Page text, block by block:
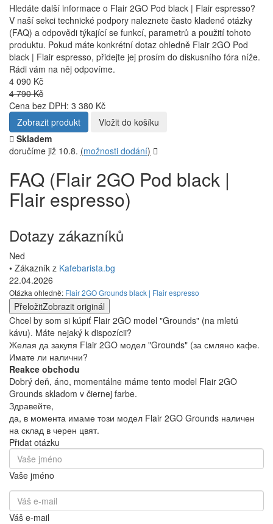
Hledáte další informace o Flair 2GO Pod black | Flair espresso?
V naší sekci technické podpory naleznete často kladené otázky
(FAQ) a odpovědi týkající se funkcí, parametrů a použití tohoto
produktu. Pokud máte konkrétní dotaz ohledně Flair 2GO Pod
black | Flair espresso, přidejte jej prosím do diskusního fóra níže.
Rádi vám na něj odpovíme.
4 090 Kč
4 790 Kč
Cena bez DPH: 3 380 Kč
Zobrazit produkt
Vložit do košíku
Skladem
doručíme již 10.8. (možnosti dodání)
FAQ (Flair 2GO Pod black |
Flair espresso)
Dotazy zákazníků
Ned
• Zákazník z Kafebarista.bg
22.04.2026
Otázka ohledně: Flair 2GO Grounds black | Flair espresso
PřeložitZobrazit originál
Chcel by som si kúpiť Flair 2GO model "Grounds" (na mletú
kávu). Máte nejaký k dispozícii?
Желая да закупя Flair 2GO модел "Grounds" (за смляно кафе.
Имате ли налични?
Reakce obchodu
Dobrý deň, áno, momentálne máme tento model Flair 2GO
Grounds skladom v čiernej farbe.
Здравейте,
да, в момента имаме този модел Flair 2GO Grounds наличен
на склад в черен цвят.
Přidat otázku
Vaše jméno
Váš e-mail